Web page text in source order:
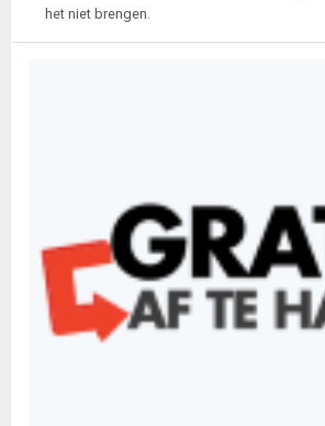
het niet brengen.